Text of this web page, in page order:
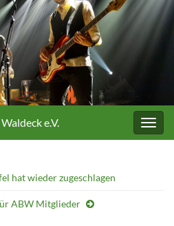
e.V.
hat wieder zugeschlagen
ABW Mitglieder